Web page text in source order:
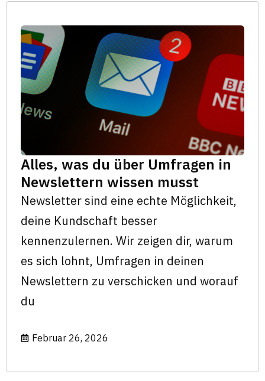
Alles, was du über Umfragen in
Newslettern wissen musst
Newsletter sind eine echte Möglichkeit,
deine Kundschaft besser
kennenzulernen. Wir zeigen dir, warum
es sich lohnt, Umfragen in deinen
Newslettern zu verschicken und worauf
du
Februar 26, 2026